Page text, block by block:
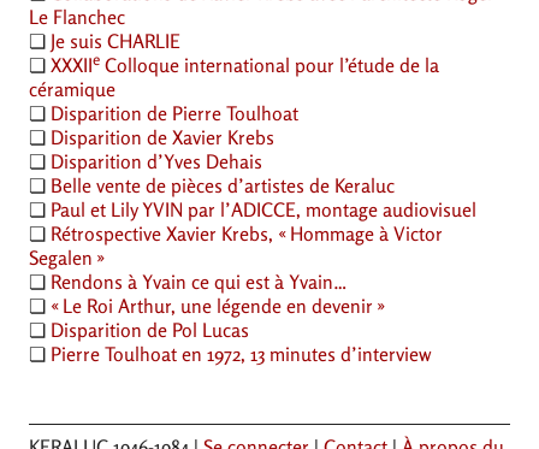
Le Flanchec
❏ Je suis CHARLIE
❏ XXXIIe Colloque international pour l’étude de la
céramique
❏ Disparition de Pierre Toulhoat
❏ Disparition de Xavier Krebs
❏ Disparition d’Yves Dehais
❏ Belle vente de pièces d’artistes de Keraluc
❏ Paul et LilyYVIN par l’ADICCE, montage audiovisuel
❏ Rétrospective Xavier Krebs, « Hommage à Victor
Segalen »
❏ Rendons à Yvain ce qui est à Yvain…
❏ « Le Roi Arthur, une légende en devenir »
❏ Disparition de Pol Lucas
❏ Pierre Toulhoat en 1972, 13 minutes d’interview